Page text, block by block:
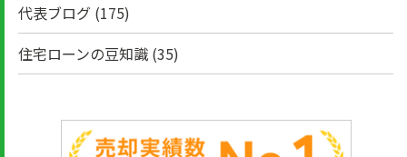
代表ブログ (175)
住宅ローンの豆知識 (35)